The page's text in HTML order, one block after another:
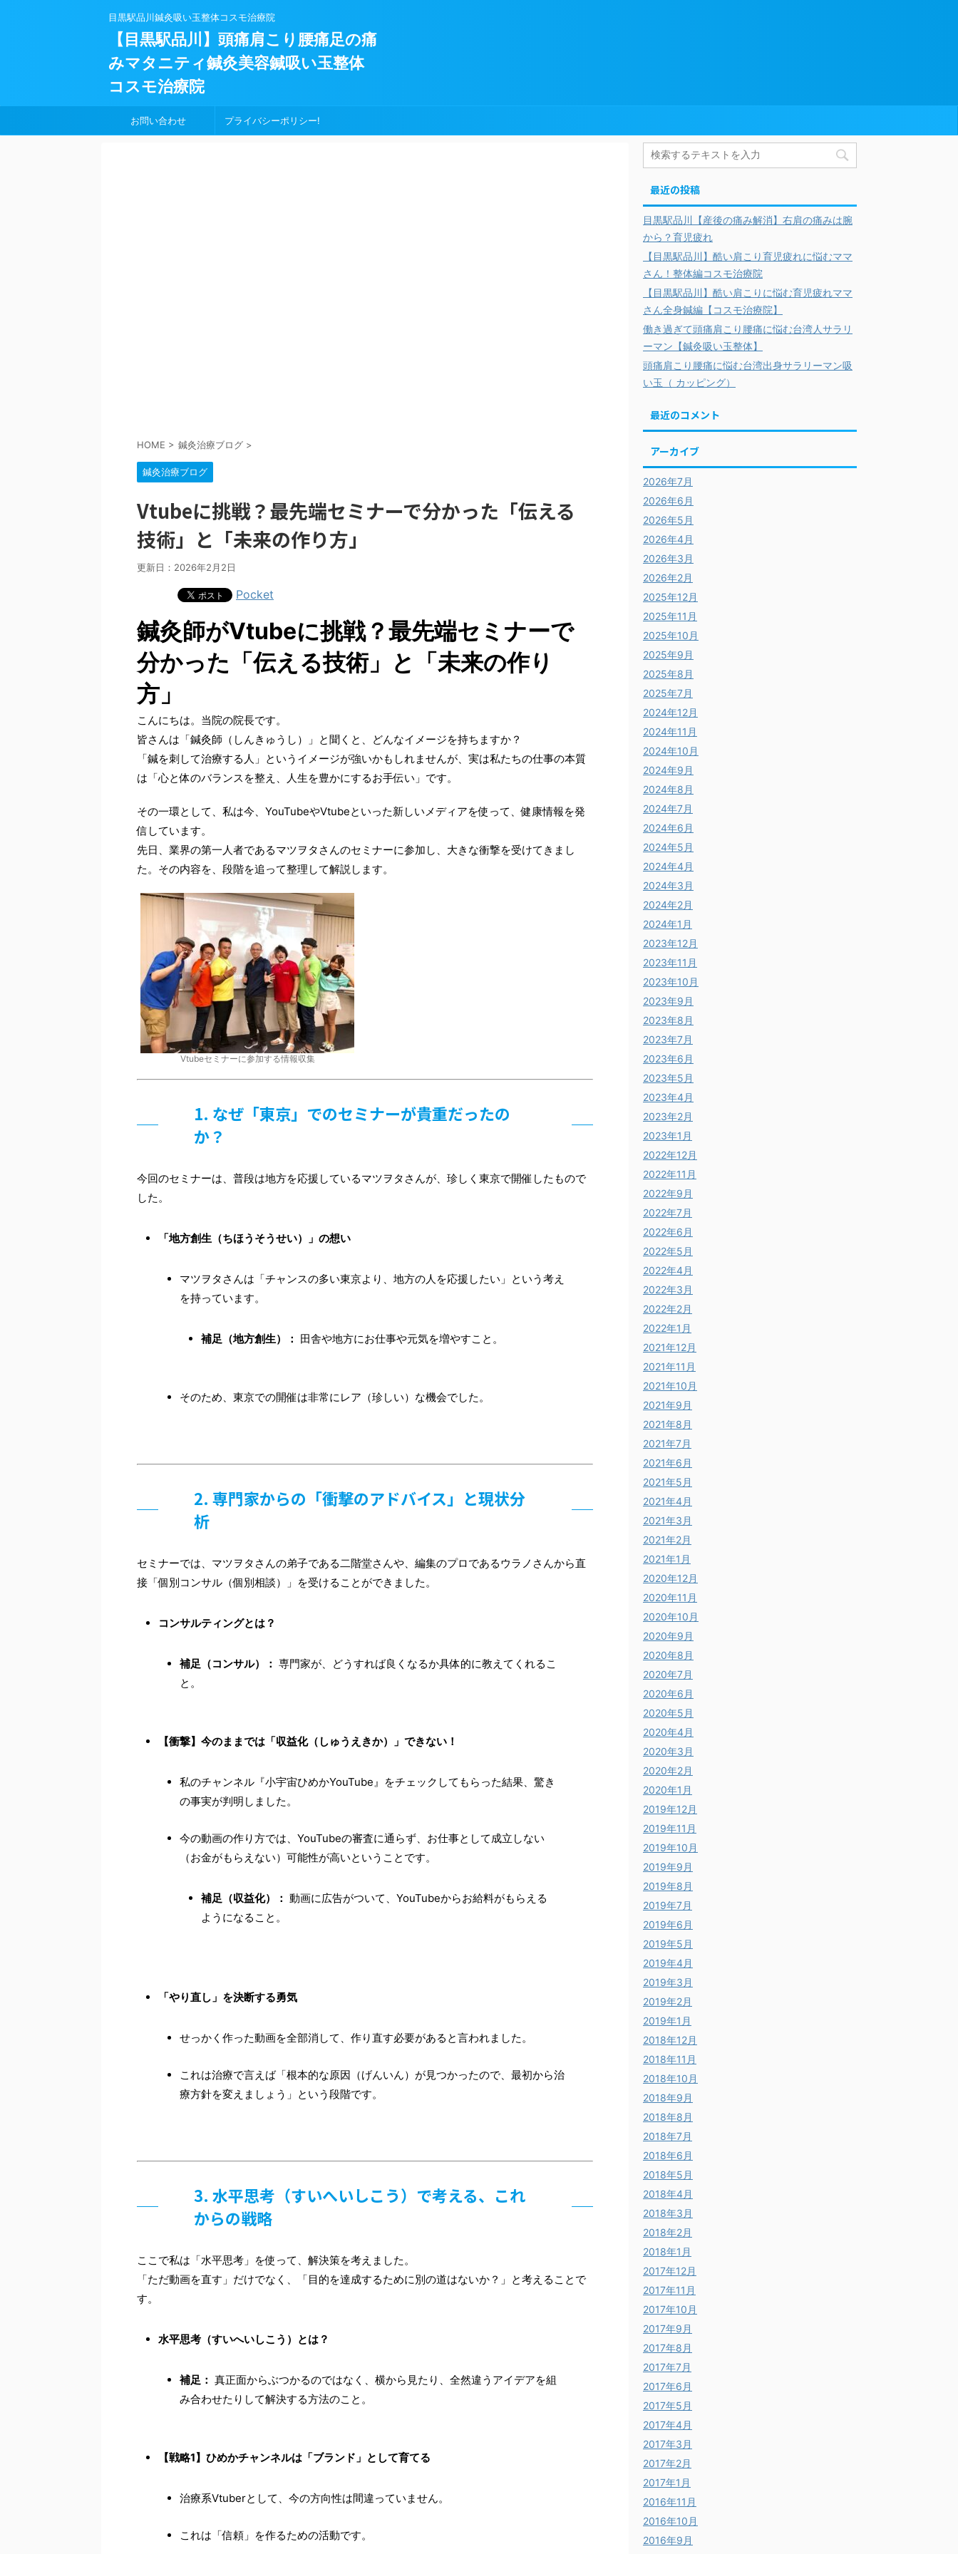
目黒駅品川鍼灸吸い玉整体コスモ治療院
【目黒駅品川】頭痛肩こり腰痛足の痛
みマタニティ鍼灸美容鍼吸い玉整体
コスモ治療院
お問い合わせ プライバシーポリシー!
HOME > 鍼灸治療ブログ >
鍼灸治療ブログ
Vtubeに挑戦？最先端セミナーで分かった「伝える
技術」と「未来の作り方」
更新日： 2026年2月2日
Pocket
鍼灸師がVtubeに挑戦？最先端セミナーで
分かった「伝える技術」と「未来の作り
方」
こんにちは。当院の院長です。
皆さんは「鍼灸師（しんきゅうし）」と聞くと、どんなイメージを持ちますか？
「鍼を刺して治療する人」というイメージが強いかもしれませんが、実は私たちの仕事の本質
は「心と体のバランスを整え、人生を豊かにするお手伝い」です。
その一環として、私は今、YouTubeやVtubeといった新しいメディアを使って、健康情報を発
信しています。
先日、業界の第一人者であるマツヲタさんのセミナーに参加し、大きな衝撃を受けてきまし
た。その内容を、段階を追って整理して解説します。
Vtubeセミナーに参加する情報収集
1. なぜ「東京」でのセミナーが貴重だったの
か？
今回のセミナーは、普段は地方を応援しているマツヲタさんが、珍しく東京で開催したもので
した。
「地方創生（ちほうそうせい）」の想い
マツヲタさんは「チャンスの多い東京より、地方の人を応援したい」という考え
を持っています。
補足（地方創生）： 田舎や地方にお仕事や元気を増やすこと。
そのため、東京での開催は非常にレア（珍しい）な機会でした。
2. 専門家からの「衝撃のアドバイス」と現状分
析
セミナーでは、マツヲタさんの弟子である二階堂さんや、編集のプロであるウラノさんから直
接「個別コンサル（個別相談）」を受けることができました。
コンサルティングとは？
補足（コンサル）： 専門家が、どうすれば良くなるか具体的に教えてくれるこ
と。
【衝撃】今のままでは「収益化（しゅうえきか）」できない！
私のチャンネル『小宇宙ひめかYouTube』をチェックしてもらった結果、驚き
の事実が判明しました。
今の動画の作り方では、YouTubeの審査に通らず、お仕事として成立しない
（お金がもらえない）可能性が高いということです。
補足（収益化）： 動画に広告がついて、YouTubeからお給料がもらえる
ようになること。
「やり直し」を決断する勇気
せっかく作った動画を全部消して、作り直す必要があると言われました。
これは治療で言えば「根本的な原因（げんいん）が見つかったので、最初から治
療方針を変えましょう」という段階です。
3. 水平思考（すいへいしこう）で考える、これ
からの戦略
ここで私は「水平思考」を使って、解決策を考えました。
「ただ動画を直す」だけでなく、「目的を達成するために別の道はないか？」と考えることで
す。
水平思考（すいへいしこう）とは？
補足： 真正面からぶつかるのではなく、横から見たり、全然違うアイデアを組
み合わせたりして解決する方法のこと。
【戦略1】ひめかチャンネルは「ブランド」として育てる
治療系Vtuberとして、今の方向性は間違っていません。
これは「信頼」を作るための活動です。
最近の投稿
目黒駅品川【産後の痛み解消】右肩の痛みは腕
から？育児疲れ
【目黒駅品川】酷い肩こり育児疲れに悩むママ
さん！整体編コスモ治療院
【目黒駅品川】酷い肩こりに悩む育児疲れママ
さん全身鍼編【コスモ治療院】
働き過ぎて頭痛肩こり腰痛に悩む台湾人サラリ
ーマン【鍼灸吸い玉整体】
頭痛肩こり腰痛に悩む台湾出身サラリーマン吸
い玉（ カッピング）
最近のコメント
アーカイブ
2026年7月
2026年6月
2026年5月
2026年4月
2026年3月
2026年2月
2025年12月
2025年11月
2025年10月
2025年9月
2025年8月
2025年7月
2024年12月
2024年11月
2024年10月
2024年9月
2024年8月
2024年7月
2024年6月
2024年5月
2024年4月
2024年3月
2024年2月
2024年1月
2023年12月
2023年11月
2023年10月
2023年9月
2023年8月
2023年7月
2023年6月
2023年5月
2023年4月
2023年2月
2023年1月
2022年12月
2022年11月
2022年9月
2022年7月
2022年6月
2022年5月
2022年4月
2022年3月
2022年2月
2022年1月
2021年12月
2021年11月
2021年10月
2021年9月
2021年8月
2021年7月
2021年6月
2021年5月
2021年4月
2021年3月
2021年2月
2021年1月
2020年12月
2020年11月
2020年10月
2020年9月
2020年8月
2020年7月
2020年6月
2020年5月
2020年4月
2020年3月
2020年2月
2020年1月
2019年12月
2019年11月
2019年10月
2019年9月
2019年8月
2019年7月
2019年6月
2019年5月
2019年4月
2019年3月
2019年2月
2019年1月
2018年12月
2018年11月
2018年10月
2018年9月
2018年8月
2018年7月
2018年6月
2018年5月
2018年4月
2018年3月
2018年2月
2018年1月
2017年12月
2017年11月
2017年10月
2017年9月
2017年8月
2017年7月
2017年6月
2017年5月
2017年4月
2017年3月
2017年2月
2017年1月
2016年11月
2016年10月
2016年9月